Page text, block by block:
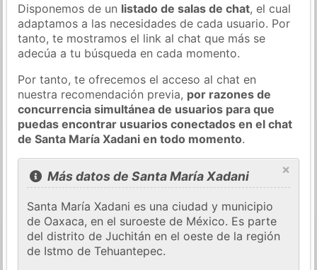
Disponemos de un listado de salas de chat, el cual
adaptamos a las necesidades de cada usuario. Por
tanto, te mostramos el link al chat que más se
adecúa a tu búsqueda en cada momento.
Por tanto, te ofrecemos el acceso al chat en
nuestra recomendación previa, por razones de
concurrencia simultánea de usuarios para que
puedas encontrar usuarios conectados en el chat
de Santa María Xadani en todo momento.
×
Más datos de Santa María Xadani
Santa María Xadani es una ciudad y municipio
de Oaxaca, en el suroeste de México. Es parte
del distrito de Juchitán en el oeste de la región
de Istmo de Tehuantepec.